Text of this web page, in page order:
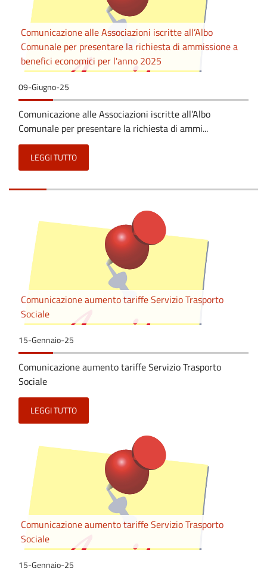
Comunicazione alle Associazioni iscritte all’Albo
Comunale per presentare la richiesta di ammissione a
benefici economici per l'anno 2025
09-Giugno-25
Comunicazione alle Associazioni iscritte all’Albo
Comunale per presentare la richiesta di ammi...
LEGGI TUTTO
Comunicazione aumento tariffe Servizio Trasporto
Sociale
15-Gennaio-25
Comunicazione aumento tariffe Servizio Trasporto
Sociale
LEGGI TUTTO
Comunicazione aumento tariffe Servizio Trasporto
Sociale
15-Gennaio-25